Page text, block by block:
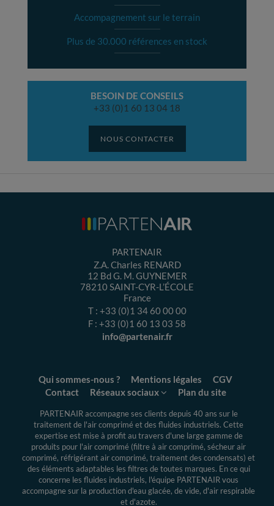
Accompagnement sur le terrain
Plus de 30.000 références en stock
BESOIN DE CONSEILS
+33 (0)1 60 13 04 18
NOUS CONTACTER
PARTENAIR
Z.A. Charles RENARD
12 Bd G. M. GUYNEMER
78210SAINT-CYR-L’ÉCOLE
France
T : +33 (0)1 34 60 00 00
F : +33 (0)1 60 13 03 58
info@partenair.fr
Qui sommes-nous ? Mentions légales
CGV
Contact
Réseaux sociaux Plan du site
PARTENAIR accompagne ses clients depuis 40 ans sur le
traitement de l'air comprimé et des fluides industriels. Cette
expertiseest mise à profit au travers d'une large gamme de
produits pour l'air comprimé (filtre à air comprimé, sécheur air
comprimé, réfrigérant air comprimé, traitement des condensats) et
des éléments adaptables les filtres de toutes marques. En ce qui
concerne les fluides industriels, l'équipe PARTENAIR vous
accompagne sur la production d'eau glacée, de vide, d'air respirable
et d'azote.